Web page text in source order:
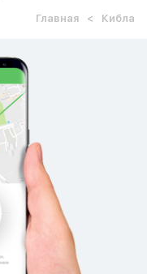
Главная Кибла